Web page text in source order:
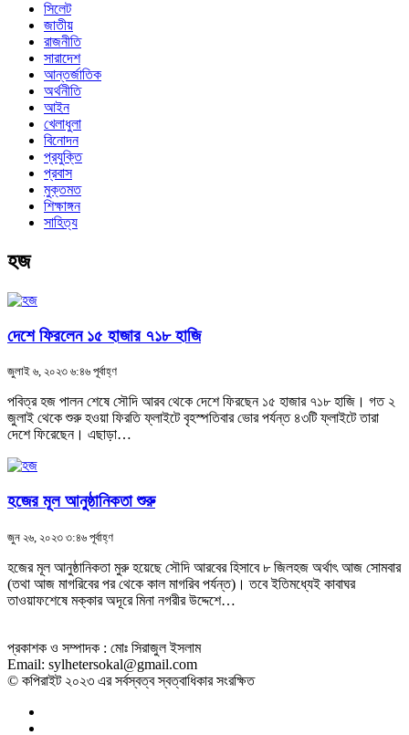
সিলেট
জাতীয়
রাজনীতি
সারাদেশ
আন্তর্জাতিক
অর্থনীতি
আইন
খেলাধুলা
বিনোদন
প্রযুক্তি
প্রবাস
মুক্তমত
শিক্ষাঙ্গন
সাহিত্য
হজ
দেশে ফিরলেন ১৫ হাজার ৭১৮ হাজি
জুলাই ৬, ২০২৩ ৬:৪৬ পূর্বাহ্ণ
পবিত্র হজ পালন শেষে সৌদি আরব থেকে দেশে ফিরছেন ১৫ হাজার ৭১৮ হাজি। গত ২
জুলাই থেকে শুরু হওয়া ফিরতি ফ্লাইটে বৃহস্পতিবার ভোর পর্যন্ত ৪৩টি ফ্লাইটে তারা
দেশে ফিরেছেন। এছাড়া…
হজের মূল আনুষ্ঠানিকতা শুরু
জুন ২৬, ২০২৩ ৩:৪৬ পূর্বাহ্ণ
হজের মূল আনুষ্ঠানিকতা মুরু হয়েছে সৌদি আরবের হিসাবে ৮ জিলহজ অর্থাৎ আজ সোমবার
(তথা আজ মাগরিবের পর থেকে কাল মাগরিব পর্যন্ত)। তবে ইতিমধ্যেই কাবাঘর
তাওয়াফশেষে মক্কার অদূরে মিনা নগরীর উদ্দেশে…
প্রকাশক ও সম্পাদক : মোঃ সিরাজুল ইসলাম
Email: sylhetersokal@gmail.com
© কপিরাইট ২০২৩ এর সর্বস্বত্ব স্বত্বাধিকার সংরক্ষিত